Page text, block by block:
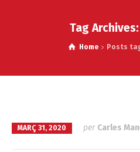
Tag
Home Posts
MARÇ 31, 2020 per Carles